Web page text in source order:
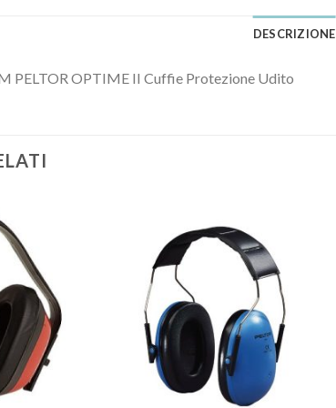
DESCRIZIONE
PELTOR OPTIME II Cuffie Protezione Udito